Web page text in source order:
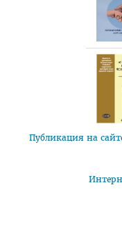
Методическое
Планы и программы
Информация к
Школа врача-
Клиническая
Публикация на